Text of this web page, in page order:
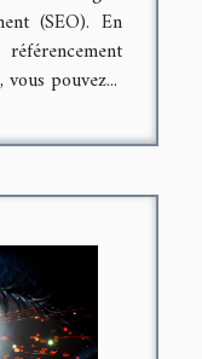
(SEO). En
pouvez...